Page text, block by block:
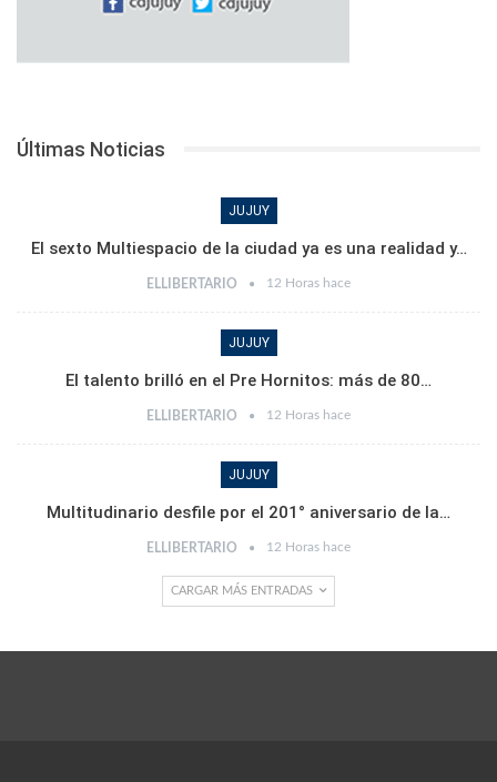
Últimas Noticias
JUJUY
El sexto Multiespacio de la ciudad ya es una realidad y…
ELLIBERTARIO 12 Horas hace
JUJUY
El talento brilló en el Pre Hornitos: más de 80…
ELLIBERTARIO 12 Horas hace
JUJUY
Multitudinario desfile por el 201° aniversario de la…
ELLIBERTARIO 12 Horas hace
CARGAR MÁS ENTRADAS